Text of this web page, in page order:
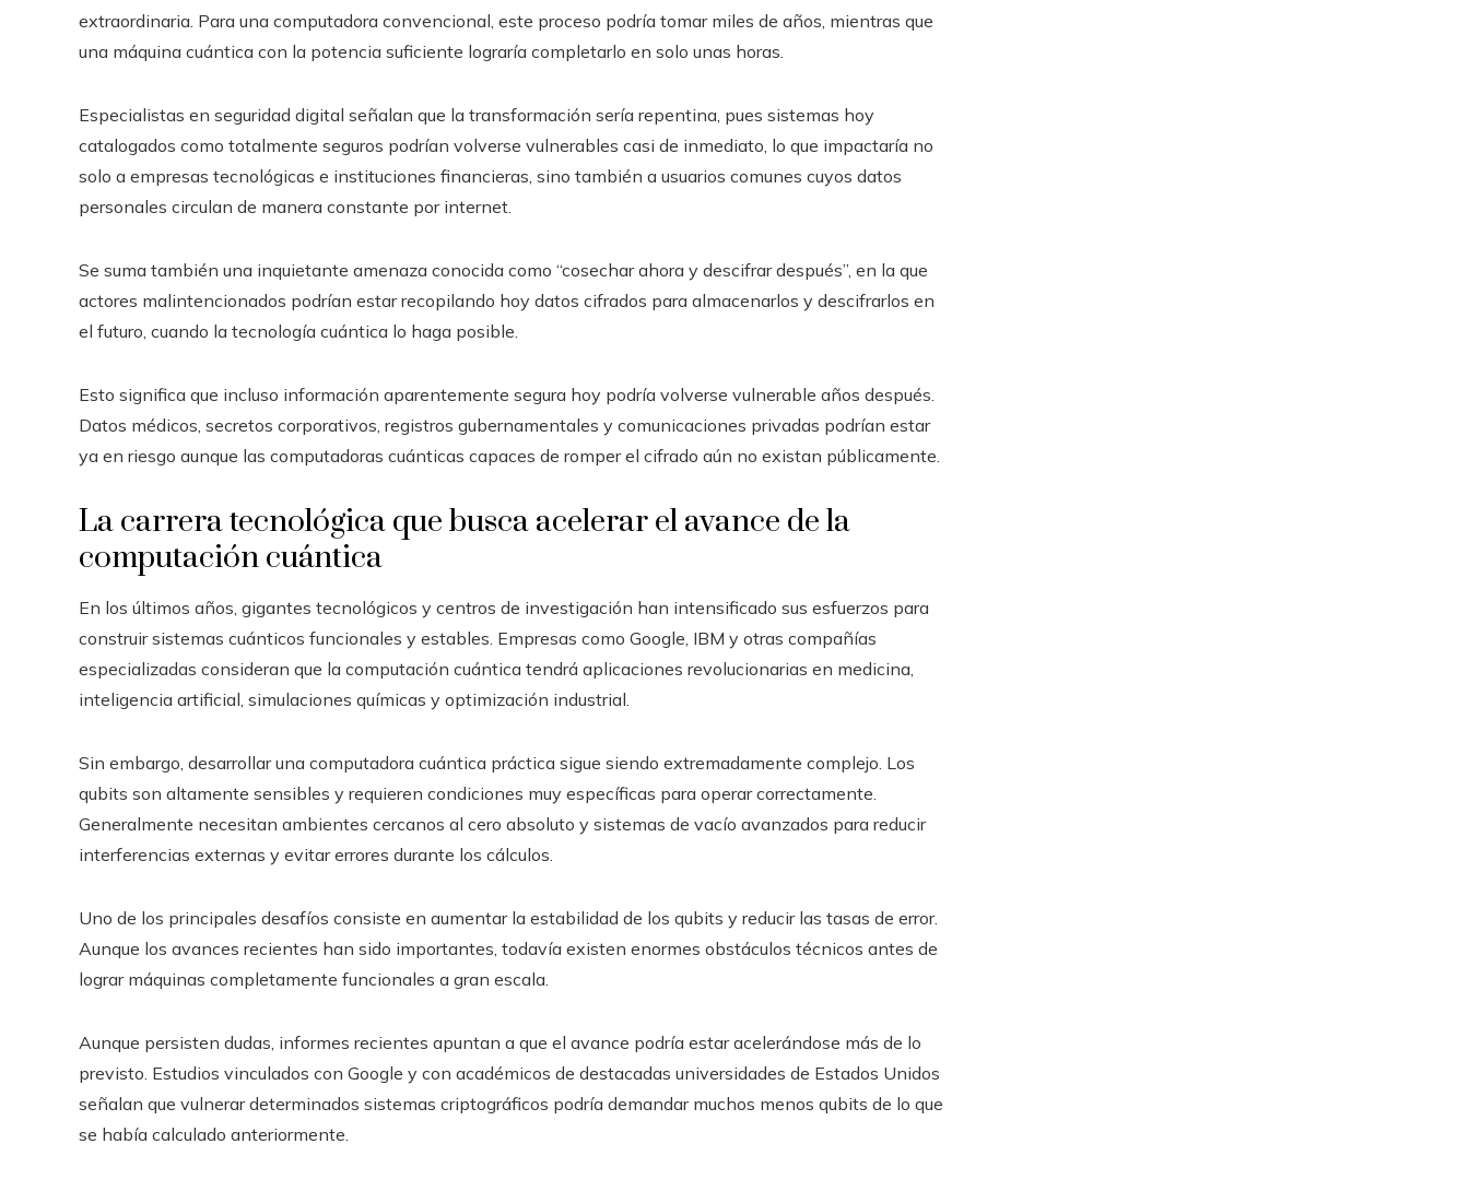
extraordinaria. Para una computadora convencional, este proceso podría tomar miles de años, mientras que
una máquina cuántica con la potencia suficiente lograría completarlo en solo unas horas.
Especialistas en seguridad digital señalan que la transformación sería repentina, pues sistemas hoy
catalogados como totalmente seguros podrían volverse vulnerables casi de inmediato, lo que impactaría no
solo a empresas tecnológicas e instituciones financieras, sino también a usuarios comunes cuyos datos
personales circulan de manera constante por internet.
Se suma también una inquietante amenaza conocida como “cosechar ahora y descifrar después”, en la que
actores malintencionados podrían estar recopilando hoy datos cifrados para almacenarlos y descifrarlos en
el futuro, cuando la tecnología cuántica lo haga posible.
Esto significa que incluso información aparentemente segura hoy podría volverse vulnerable años después.
Datos médicos, secretos corporativos, registros gubernamentales y comunicaciones privadas podrían estar
ya en riesgo aunque las computadoras cuánticas capaces de romper el cifrado aún no existan públicamente.
La carrera tecnológica que busca acelerar el avance de la
computación cuántica
En los últimos años, gigantes tecnológicos y centros de investigación han intensificado sus esfuerzos para
construir sistemas cuánticos funcionales y estables. Empresas como Google, IBM y otras compañías
especializadas consideran que la computación cuántica tendrá aplicaciones revolucionarias en medicina,
inteligencia artificial, simulaciones químicas y optimización industrial.
Sin embargo, desarrollar una computadora cuántica práctica sigue siendo extremadamente complejo. Los
qubits son altamente sensibles y requieren condiciones muy específicas para operar correctamente.
Generalmente necesitan ambientes cercanos al cero absoluto y sistemas de vacío avanzados para reducir
interferencias externas y evitar errores durante los cálculos.
Uno de los principales desafíos consiste en aumentar la estabilidad de los qubits y reducir las tasas de error.
Aunque los avances recientes han sido importantes, todavía existen enormes obstáculos técnicos antes de
lograr máquinas completamente funcionales a gran escala.
Aunque persisten dudas, informes recientes apuntan a que el avance podría estar acelerándose más de lo
previsto. Estudios vinculados con Google y con académicos de destacadas universidades de Estados Unidos
señalan que vulnerar determinados sistemas criptográficos podría demandar muchos menos qubits de lo que
se había calculado anteriormente.